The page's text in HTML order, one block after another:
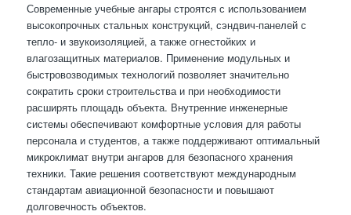
Современные учебные ангары строятся с использованием
высокопрочных стальных конструкций, сэндвич-панелей с
тепло- и звукоизоляцией, а также огнестойких и
влагозащитных материалов. Применение модульных и
быстровозводимых технологий позволяет значительно
сократить сроки строительства и при необходимости
расширять площадь объекта. Внутренние инженерные
системы обеспечивают комфортные условия для работы
персонала и студентов, а также поддерживают оптимальный
микроклимат внутри ангаров для безопасного хранения
техники. Такие решения соответствуют международным
стандартам авиационной безопасности и повышают
долговечность объектов.